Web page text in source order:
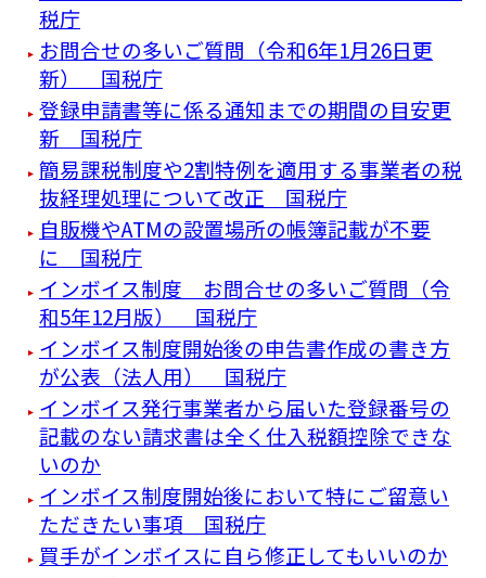
税庁
お問合せの多いご質問（令和6年1月26日更
新） 国税庁
登録申請書等に係る通知までの期間の目安更
新 国税庁
簡易課税制度や2割特例を適用する事業者の税
抜経理処理について改正 国税庁
自販機やATMの設置場所の帳簿記載が不要
に 国税庁
インボイス制度 お問合せの多いご質問（令
和5年12月版） 国税庁
インボイス制度開始後の申告書作成の書き方
が公表（法人用） 国税庁
インボイス発行事業者から届いた登録番号の
記載のない請求書は全く仕入税額控除できな
いのか
インボイス制度開始後において特にご留意い
ただきたい事項 国税庁
買手がインボイスに自ら修正してもいいのか